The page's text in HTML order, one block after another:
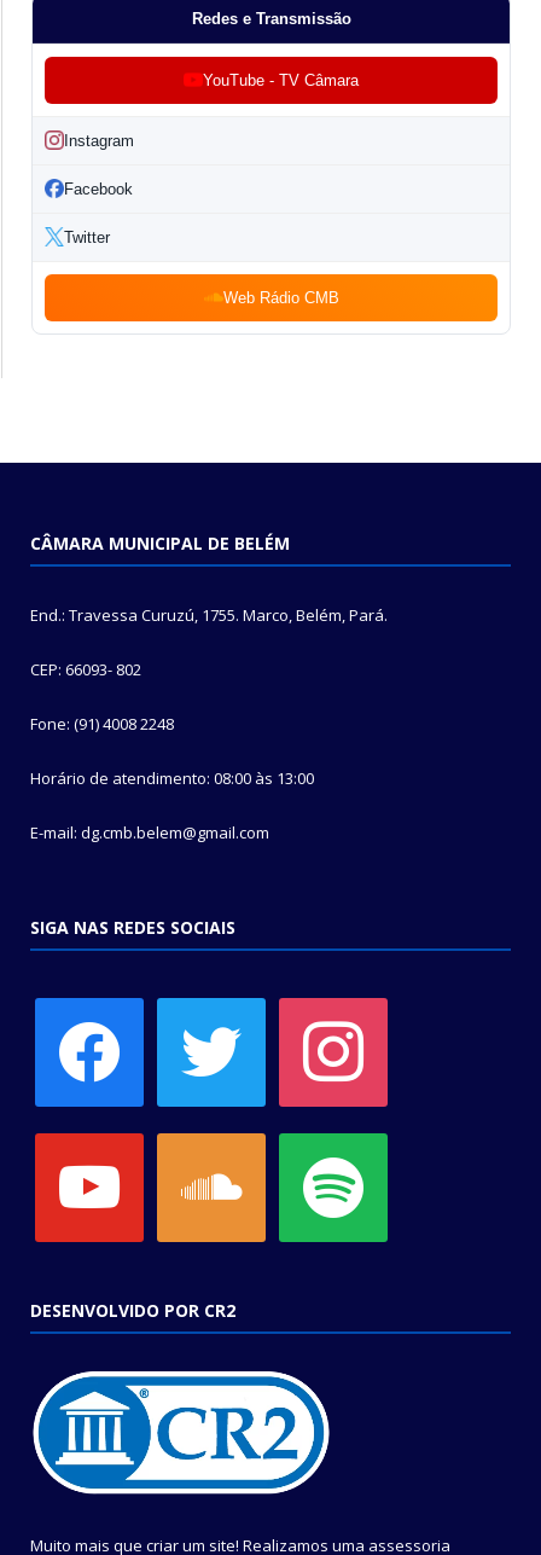
Redes e Transmissão
YouTube - TV Câmara
Instagram
Facebook
Twitter
Web Rádio CMB
CÂMARA MUNICIPAL DE BELÉM
End.: Travessa Curuzú, 1755. Marco, Belém, Pará.
CEP: 66093- 802
Fone: (91) 4008 2248
Horário de atendimento: 08:00 às 13:00
E-mail: dg.cmb.belem@gmail.com
SIGA NAS REDES SOCIAIS
DESENVOLVIDO POR CR2
Muito mais que criar um site! Realizamos uma assessoria